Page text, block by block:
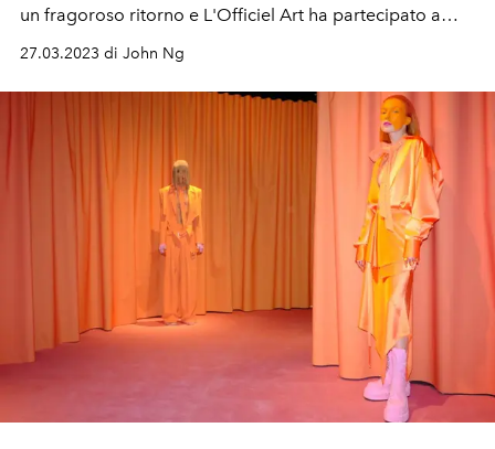
un fragoroso ritorno e L'Officiel Art ha partecipato a
questa occasione speciale.
27.03.2023 di John Ng